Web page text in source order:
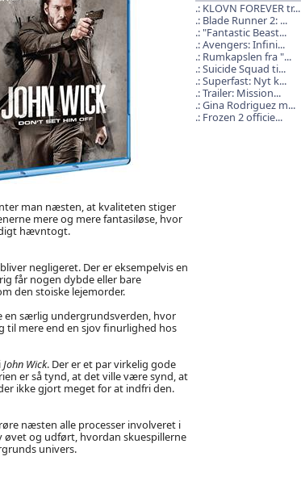
man næsten, at kvaliteten stiger
mere og mere fantasiløse, hvor
hævntogt.
negligeret. Der er eksempelvis en
får nogen dybde eller bare
den stoiske lejemorder.
en særlig undergrundsverden, hvor
til mere end en sjov finurlighed hos
John Wick. Der er et par virkelig gode
er så tynd, at det ville være synd, at
ikke gjort meget for at indfri den.
næsten alle processer involveret i
øvet og udført, hvordan skuespillerne
univers.
KLOVN FOREVER tr...
Blade Runner 2: ...
"Fantastic Beast...
Avengers: Infini...
Rumkapslen fra "...
Suicide Squad ti...
Superfast: Nyt k...
Trailer: Mission...
Gina Rodriguez m...
Frozen 2 officie...